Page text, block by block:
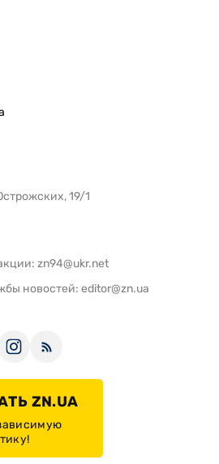
19/1
zn94@ukr.net
новостей: editor@zn.ua
ZN.UA